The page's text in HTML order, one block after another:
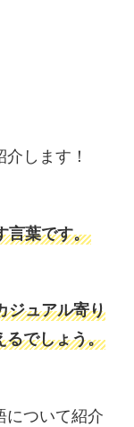
します！
言葉です。
ジュアル寄り
るでしょう。
について紹介